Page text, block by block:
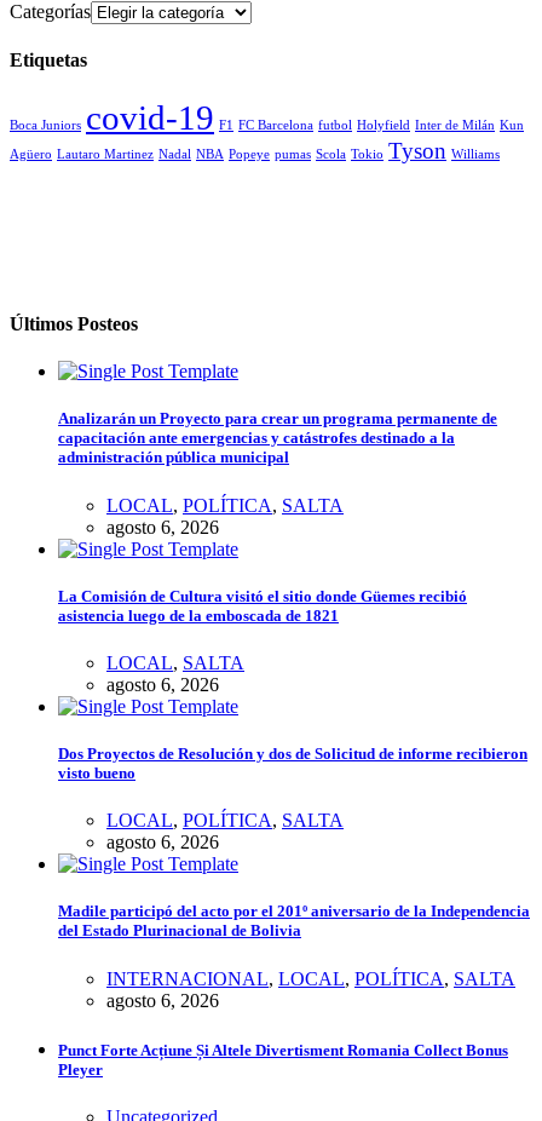
Categorías
Etiquetas
Boca Juniors covid-19 F1 FC Barcelona futbol Holyfield Inter de Milán Kun
Agüero Lautaro Martinez Nadal NBA Popeye pumas Scola Tokio Tyson Williams
Últimos Posteos
Analizarán un Proyecto para crear un programa permanente de
capacitación ante emergencias y catástrofes destinado a la
administración pública municipal
LOCAL, POLÍTICA, SALTA
agosto 6, 2026
La Comisión de Cultura visitó el sitio donde Güemes recibió
asistencia luego de la emboscada de 1821
LOCAL, SALTA
agosto 6, 2026
Dos Proyectos de Resolución y dos de Solicitud de informe recibieron
visto bueno
LOCAL, POLÍTICA, SALTA
agosto 6, 2026
Madile participó del acto por el 201º aniversario de la Independencia
del Estado Plurinacional de Bolivia
INTERNACIONAL, LOCAL, POLÍTICA, SALTA
agosto 6, 2026
Punct Forte Acțiune Și Altele Divertisment Romania Collect Bonus
Pleyer
Uncategorized